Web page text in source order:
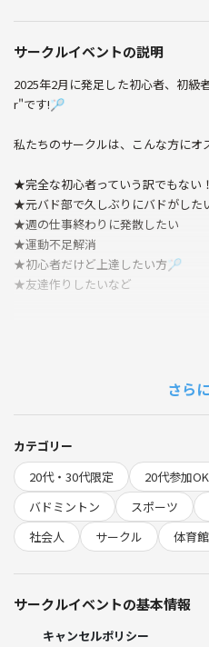
サークルイベントの説明
2025年2月に発足した初心者、初
r"です!🏸
私たちのサークルは、こんな方にオ
★完全な初心者っていう訳でもない！
★元バド部で久しぶりにバドがした
★週の仕事終わりに発散したい
★運動不足解消
★初心者だけど上達したい方🏸
★友達作りしたいなど
★活動場所
粕屋ドーム
博多駅から福北ゆたか線で長者原駅
★募集対象
20代30代
★参加費
貸し出し用のラケット有
さら
カテゴリー
20代・30代限定
20代参加OK
バドミントン
スポーツ
社会人
サークル 体育館
サークルイベントの基本情報
キャンセルポリシー